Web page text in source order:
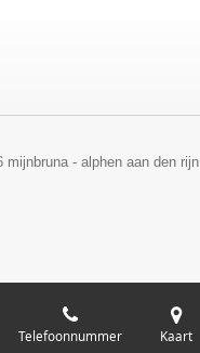
mijnbruna - alphen aan den rijn
Telefoonnummer Kaart